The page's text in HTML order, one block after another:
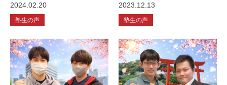
2024.02.20
塾生の声
2023.12.13
塾生の声